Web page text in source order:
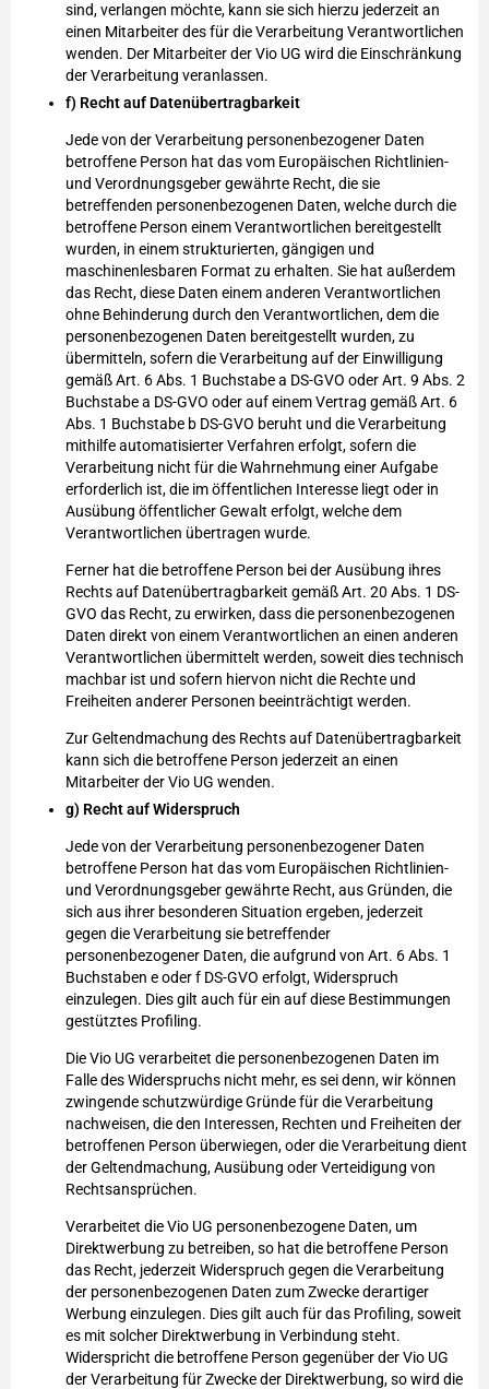
sind, verlangen möchte, kann sie sich hierzu jederzeit an
einen Mitarbeiter des für die Verarbeitung Verantwortlichen
wenden. Der Mitarbeiter der Vio UG wird die Einschränkung
der Verarbeitung veranlassen.
f) Recht auf Datenübertragbarkeit
Jede von der Verarbeitung personenbezogener Daten
betroffene Person hat das vom Europäischen Richtlinien-
und Verordnungsgeber gewährte Recht, die sie
betreffenden personenbezogenen Daten, welche durch die
betroffene Person einem Verantwortlichen bereitgestellt
wurden, in einem strukturierten, gängigen und
maschinenlesbaren Format zu erhalten. Sie hat außerdem
das Recht, diese Daten einem anderen Verantwortlichen
ohne Behinderung durch den Verantwortlichen, dem die
personenbezogenen Daten bereitgestellt wurden, zu
übermitteln, sofern die Verarbeitung auf der Einwilligung
gemäß Art. 6 Abs. 1 Buchstabe a DS-GVO oder Art. 9 Abs. 2
Buchstabe a DS-GVO oder auf einem Vertrag gemäß Art. 6
Abs. 1 Buchstabe b DS-GVO beruht und die Verarbeitung
mithilfe automatisierter Verfahren erfolgt, sofern die
Verarbeitung nicht für die Wahrnehmung einer Aufgabe
erforderlich ist, die im öffentlichen Interesse liegt oder in
Ausübung öffentlicher Gewalt erfolgt, welche dem
Verantwortlichen übertragen wurde.
Ferner hat die betroffene Person bei der Ausübung ihres
Rechts auf Datenübertragbarkeit gemäß Art. 20 Abs. 1 DS-
GVO das Recht, zu erwirken, dass die personenbezogenen
Daten direkt von einem Verantwortlichen an einen anderen
Verantwortlichen übermittelt werden, soweit dies technisch
machbar ist und sofern hiervon nicht die Rechte und
Freiheiten anderer Personen beeinträchtigt werden.
Zur Geltendmachung des Rechts auf Datenübertragbarkeit
kann sich die betroffene Person jederzeit an einen
Mitarbeiter der Vio UG wenden.
g) Recht auf Widerspruch
Jede von der Verarbeitung personenbezogener Daten
betroffene Person hat das vom Europäischen Richtlinien-
und Verordnungsgeber gewährte Recht, aus Gründen, die
sich aus ihrer besonderen Situation ergeben, jederzeit
gegen die Verarbeitung sie betreffender
personenbezogener Daten, die aufgrund von Art. 6 Abs. 1
Buchstaben e oder f DS-GVO erfolgt, Widerspruch
einzulegen. Dies gilt auch für ein auf diese Bestimmungen
gestütztes Profiling.
Die Vio UG verarbeitet die personenbezogenen Daten im
Falle des Widerspruchs nicht mehr, es sei denn, wir können
zwingende schutzwürdige Gründe für die Verarbeitung
nachweisen, die den Interessen, Rechten und Freiheiten der
betroffenen Person überwiegen, oder die Verarbeitung dient
der Geltendmachung, Ausübung oder Verteidigung von
Rechtsansprüchen.
Verarbeitet die Vio UG personenbezogene Daten, um
Direktwerbung zu betreiben, so hat die betroffene Person
das Recht, jederzeit Widerspruch gegen die Verarbeitung
der personenbezogenen Daten zum Zwecke derartiger
Werbung einzulegen. Dies gilt auch für das Profiling, soweit
es mit solcher Direktwerbung in Verbindung steht.
Widerspricht die betroffene Person gegenüber der Vio UG
der Verarbeitung für Zwecke der Direktwerbung, so wird die